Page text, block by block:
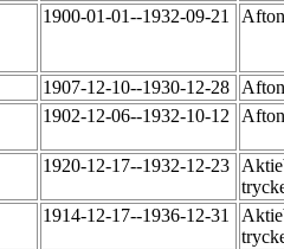
1900-01-01--1932-09-21
1907-12-10--1930-12-28
1902-12-06--1932-10-12
1920-12-17--1932-12-23
1914-12-17--1936-12-31